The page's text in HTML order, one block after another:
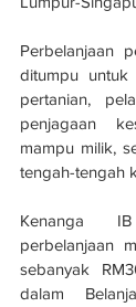
Perbelanjaan
ditumpu untuk
pertanian,
penjagaan
mampu milik,
tengah-tengah
Kenanga
perbelanjaan
sebanyak
dalam